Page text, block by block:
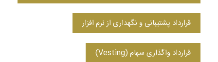
قرارداد پشتیبانی و نگهداری از نرم افزار
قرارداد واگذاری سهام (Vesting)